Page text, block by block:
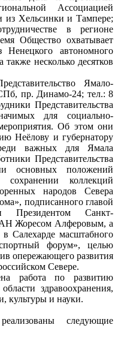
Ассоциацией
из Хельсинки и Тампере;
в регионе
Общество охватывает
Ненецкого автономного
также несколько десятков
Ямало-
пр. Динамо-24; тел.: 8
Представительства
для социально-
Об этом они
Неёлову и губернатору
важных для Ямала
Представительства
основных положений
коллекций
народов Севера
подписанного главой
Санкт-
Жоресом Алферовым, а
Салехарде масштабного
форум», целью
опережающего развития
Севере.
работа по развитию
здравоохранения,
культуры и науки.
следующие